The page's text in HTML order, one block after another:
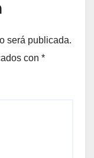
será publicada.
con *